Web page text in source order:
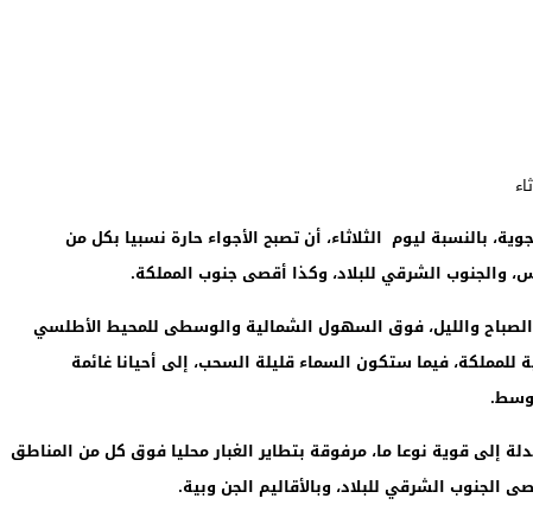
بالنسبة ليوم الثلاثاء، أن تصبح الأجواء حارة نسبيا بكل من
والجنوب الشرقي للبلاد، وكذا أقصى جنوب المملكة.
والليل، فوق السهول الشمالية والوسطى للمحيط الأطلسي
للمملكة، فيما ستكون السماء قليلة السحب، إلى أحيانا غائمة
إلى قوية نوعا ما، مرفوقة بتطاير الغبار محليا فوق كل من المناطق
الشرقي للبلاد، وبالأقاليم الجن وبية.